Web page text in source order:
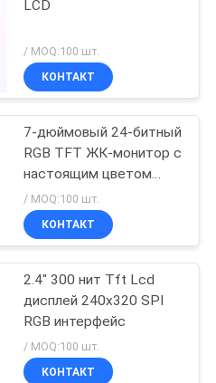
LCD
/ MOQ:100 шт.
КОНТАКТ
7-дюймовый 24-битный
RGB TFT ЖК-монитор с
настоящим цветом
Rohs 200cd/m2
/ MOQ:100 шт.
КОНТАКТ
2.4" 300 нит Tft Lcd
дисплей 240x320 SPI
RGB интерфейс
/ MOQ:100 шт.
КОНТАКТ